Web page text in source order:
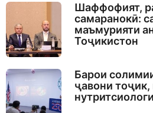
Шаффофият,
самаранокӣ:
маъмурияти
Тоҷикистон
Барои
ҷавони